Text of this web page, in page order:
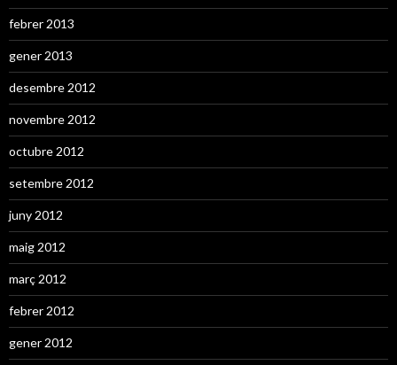
febrer 2013
gener 2013
desembre 2012
novembre 2012
octubre 2012
setembre 2012
juny 2012
maig 2012
març 2012
febrer 2012
gener 2012